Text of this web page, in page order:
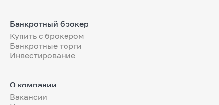
Банкротный брокер
Купить с брокером
Банкротные торги
Инвестирование
О компании
Вакансии